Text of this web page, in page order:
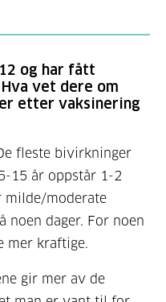
og har fått
vet dere om
etter vaksinering
fleste bivirkninger
15 år oppstår 1-2
milde/moderate
noen dager. For noen
mer kraftige.
gir mer av de